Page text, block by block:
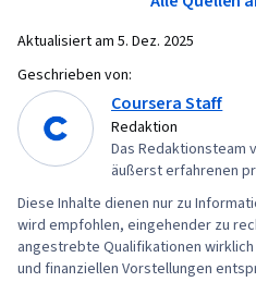
Bewertung des
Lernen, Modell
maschinellen
Daten,
importieren/
Modells,
Verifizierung und
Netzarchitektur
Aktualisiert am 5. Dez. 2025
Geschrieben von:
Coursera Staff
Redaktion
Das Redaktionsteam
äußerst erfahrenen
Diese Inhalte dienen nur zu
wird empfohlen, eingehender zu
angestrebte Qualifikationen
und finanziellen Vorstellungen